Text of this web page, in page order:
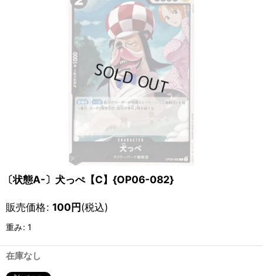
〔状態A-〕犬っぺ【C】{OP06-082}
販売価格: 100円(税込)
重み: 1
在庫なし